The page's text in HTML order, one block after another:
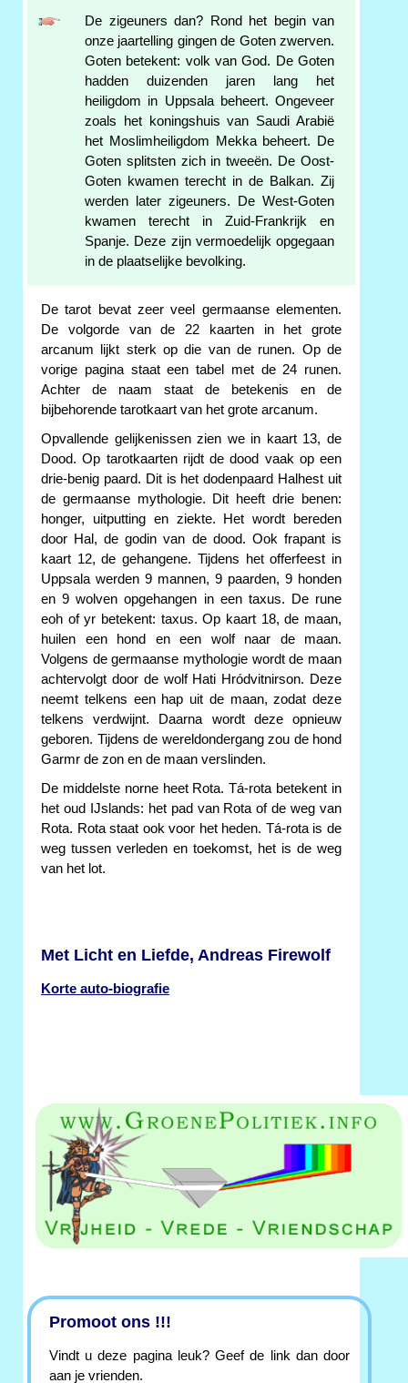
De zigeuners dan? Rond het begin van
onze jaartelling gingen de Goten zwerven.
Goten betekent: volk van God. De Goten
hadden duizenden jaren lang het
heiligdom in Uppsala beheert. Ongeveer
zoals het koningshuis van Saudi Arabië
het Moslimheiligdom Mekka beheert. De
Goten splitsten zich in tweeën. De Oost-
Goten kwamen terecht in de Balkan. Zij
werden later zigeuners. De West-Goten
kwamen terecht in Zuid-Frankrijk en
Spanje. Deze zijn vermoedelijk opgegaan
in de plaatselijke bevolking.
De tarot bevat zeer veel germaanse elementen.
De volgorde van de 22 kaarten in het grote
arcanum lijkt sterk op die van de runen. Op de
vorige pagina staat een tabel met de 24 runen.
Achter de naam staat de betekenis en de
bijbehorende tarotkaart van het grote arcanum.
Opvallende gelijkenissen zien we in kaart 13, de
Dood. Op tarotkaarten rijdt de dood vaak op een
drie-benig paard. Dit is het dodenpaard Halhest uit
de germaanse mythologie. Dit heeft drie benen:
honger, uitputting en ziekte. Het wordt bereden
door Hal, de godin van de dood. Ook frapant is
kaart 12, de gehangene. Tijdens het offerfeest in
Uppsala werden 9 mannen, 9 paarden, 9 honden
en 9 wolven opgehangen in een taxus. De rune
eoh of yr betekent: taxus. Op kaart 18, de maan,
huilen een hond en een wolf naar de maan.
Volgens de germaanse mythologie wordt de maan
achtervolgt door de wolf Hati Hródvitnirson. Deze
neemt telkens een hap uit de maan, zodat deze
telkens verdwijnt. Daarna wordt deze opnieuw
geboren. Tijdens de wereldondergang zou de hond
Garmr de zon en de maan verslinden.
De middelste norne heet Rota. Tá-rota betekent in
het oud IJslands: het pad van Rota of de weg van
Rota. Rota staat ook voor het heden. Tá-rota is de
weg tussen verleden en toekomst, het is de weg
van het lot.
Met Licht en Liefde, Andreas Firewolf
Korte auto-biografie
Promoot ons !!!
Vindt u deze pagina leuk? Geef de link dan door
aan je vrienden.